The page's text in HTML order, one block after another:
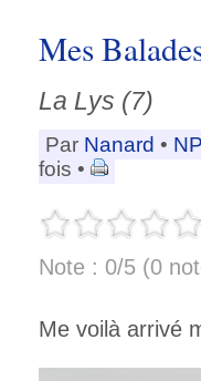
Mes
La Lys (7)
Par Nanard •
fois •
Note : 0/5 (0
Me voilà arrivé